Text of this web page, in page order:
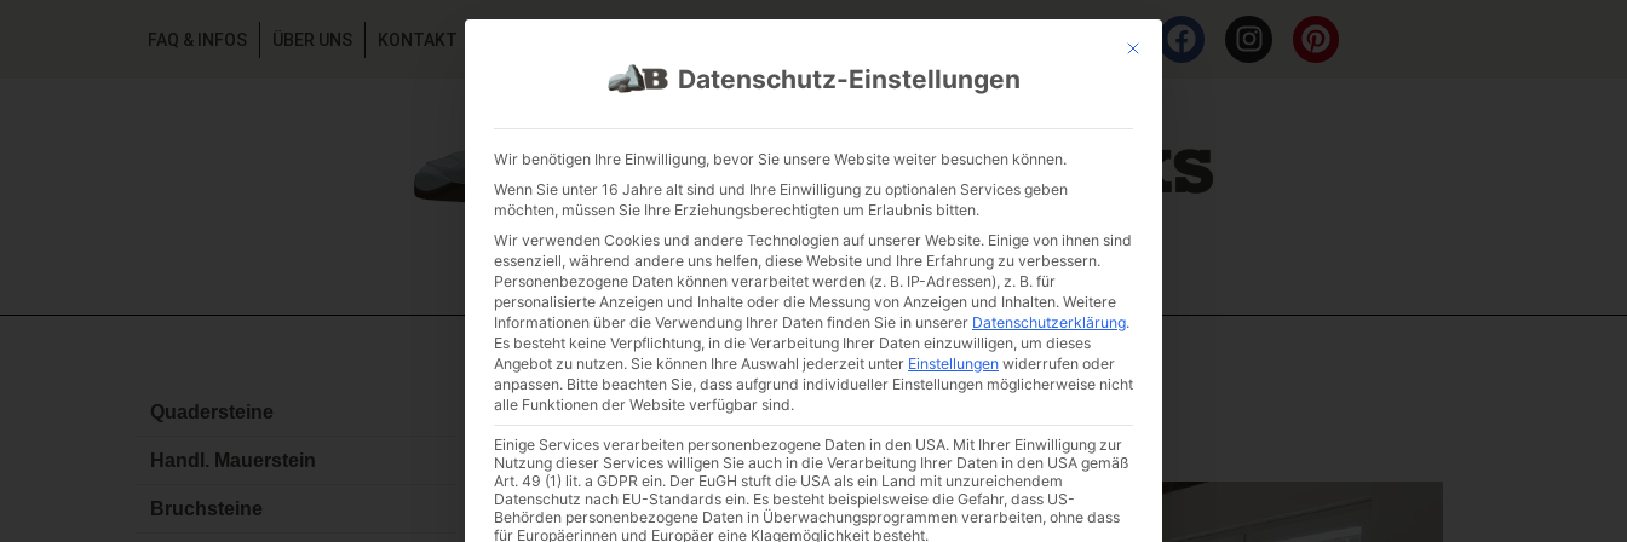
FAQ & INFOS ÜBER UNS KONTAKT
Quadersteine
Handl. Mauerstein
Bruchsteine
Verkäufer
Mit diesem Button wird der Dialog geschlossen. Seine Funktionalität ist
Datenschutz-Einstellungen
Wir benötigen Ihre Einwilligung, bevor Sie unsere Website weiter besuchen können.
Wenn Sie unter 16 Jahre alt sind und Ihre Einwilligung zu optionalen Services geben
möchten, müssen Sie Ihre Erziehungsberechtigten um Erlaubnis bitten.
Wir verwenden Cookies und andere Technologien auf unserer Website. Einige von ihnen sind
essenziell, während andere uns helfen, diese Website und Ihre Erfahrung zu verbessern.
Personenbezogene Daten können verarbeitet werden (z. B. IP-Adressen), z. B. für
personalisierte Anzeigen und Inhalte oder die Messung von Anzeigen und Inhalten. Weitere
Informationen über die Verwendung Ihrer Daten finden Sie in unserer Datenschutzerklärung.
Es besteht keine Verpflichtung, in die Verarbeitung Ihrer Daten einzuwilligen, um dieses
Angebot zu nutzen. Sie können Ihre Auswahl jederzeit unter Einstellungen widerrufen oder
anpassen. Bitte beachten Sie, dass aufgrund individueller Einstellungen möglicherweise nicht
alle Funktionen der Website verfügbar sind.
Einige Services verarbeiten personenbezogene Daten in den USA. Mit Ihrer Einwilligung zur
Nutzung dieser Services willigen Sie auch in die Verarbeitung Ihrer Daten in den USA gemäß
Art. 49 (1) lit. a GDPR ein. Der EuGH stuft die USA als ein Land mit unzureichendem
Datenschutz nach EU-Standards ein. Es besteht beispielsweise die Gefahr, dass US-
Behörden personenbezogene Daten in Überwachungsprogrammen verarbeiten, ohne dass
für Europäerinnen und Europäer eine Klagemöglichkeit besteht.